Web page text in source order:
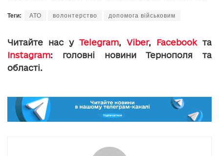
Теги: АТО волонтерство допомога військовим
Читайте нас у Telegram, Viber, Facebookта
Instagram: головні новини Тернополя та
області.